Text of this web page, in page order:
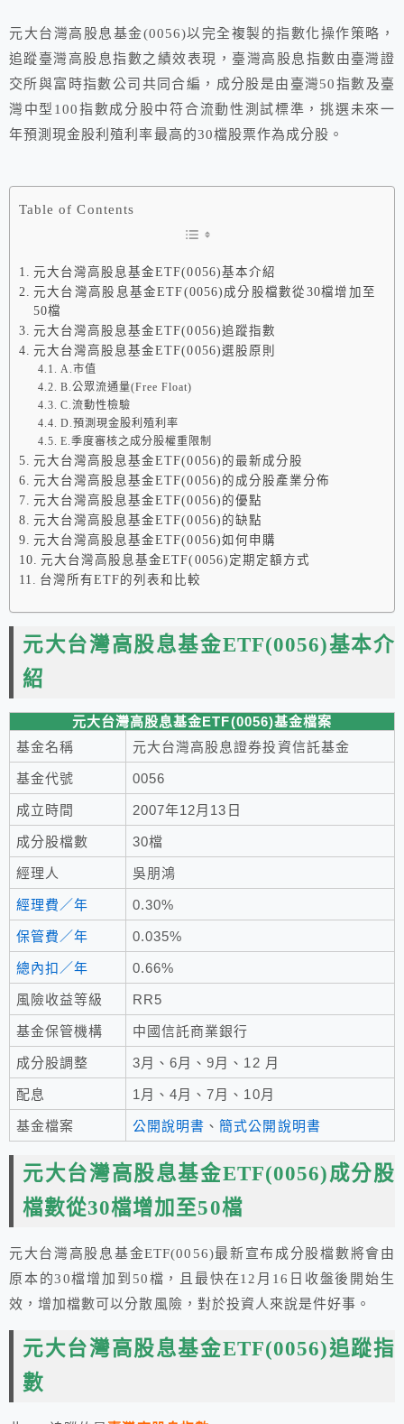
元大台灣高股息基金(0056)以完全複製的指數化操作策略，
追蹤臺灣高股息指數之績效表現，臺灣高股息指數由臺灣證
交所與富時指數公司共同合編，成分股是由臺灣50指數及臺
灣中型100指數成分股中符合流動性測試標準，挑選未來一
年預測現金股利殖利率最高的30檔股票作為成分股。
Table of Contents
元大台灣高股息基金ETF(0056)基本介紹
元大台灣高股息基金ETF(0056)成分股檔數從30檔增加至
50檔
元大台灣高股息基金ETF(0056)追蹤指數
元大台灣高股息基金ETF(0056)選股原則
A.市值
B.公眾流通量(Free Float)
C.流動性檢驗
D.預測現金股利殖利率
E.季度審核之成分股權重限制
元大台灣高股息基金ETF(0056)的最新成分股
元大台灣高股息基金ETF(0056)的成分股產業分佈
元大台灣高股息基金ETF(0056)的優點
元大台灣高股息基金ETF(0056)的缺點
元大台灣高股息基金ETF(0056)如何申購
元大台灣高股息基金ETF(0056)定期定額方式
台灣所有ETF的列表和比較
元大台灣高股息基金ETF(0056)基本介
紹
元大台灣高股息基金ETF(0056)基金檔案
基金名稱
元大台灣高股息證券投資信託基金
基金代號 0056
成立時間 2007年12月13日
成分股檔數 30檔
經理人 吳朋鴻
經理費／年 0.30%
保管費／年 0.035%
總內扣／年 0.66%
風險收益等級 RR5
基金保管機構 中國信託商業銀行
成分股調整 3月、6月、9月、12 月
配息 1月、4月、7月、10月
基金檔案 公開說明書 、簡式公開說明書
元大台灣高股息基金ETF(0056)成分股
檔數從30檔增加至50檔
元大台灣高股息基金ETF(0056)最新宣布成分股檔數將會由
原本的30檔增加到50檔，且最快在12月16日收盤後開始生
效，增加檔數可以分散風險，對於投資人來說是件好事。
元大台灣高股息基金ETF(0056)追蹤指
數